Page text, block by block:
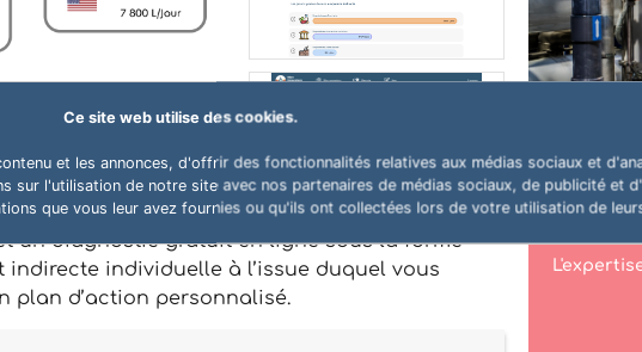
Ce site web utilise des cookies.
et les annonces, d'offrir des fonctionnalités relatives aux médias sociaux et
sur l'utilisation de notre site avec nos partenaires de médias sociaux, de publicité et
que vous leur avez fournies ou qu'ils ont collectées lors de votre utilisation de
un diagnostic gratuit en ligne sous la forme
individuelle à l’issue duquel vous
plan d’action personnalisé.